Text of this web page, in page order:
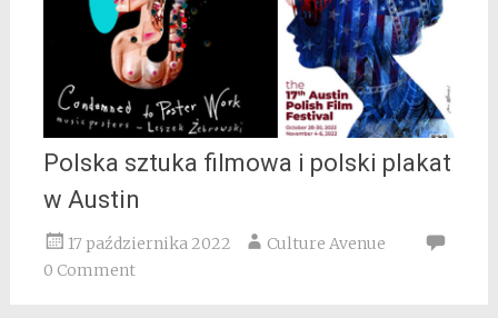
Polska sztuka filmowa i polski plakat
w Austin
17 października 2022
Culture Avenue
0 Comment